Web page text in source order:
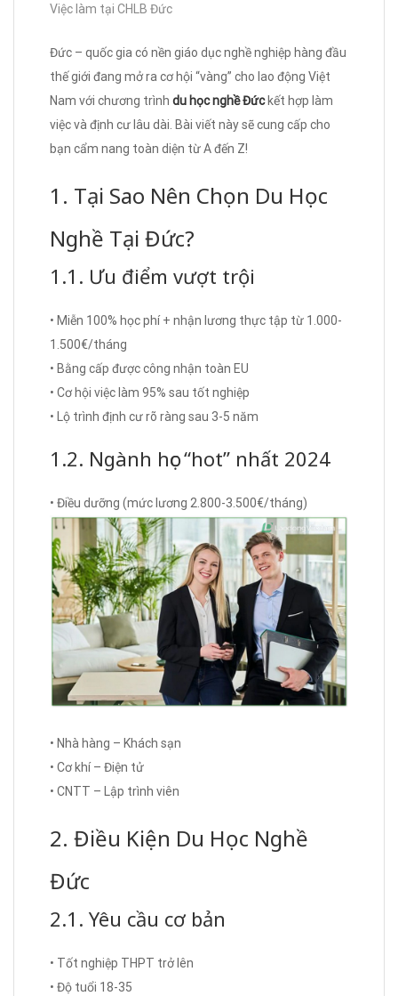
Việc làm tại CHLB Đức
Đức – quốc gia có nền giáo dục nghề nghiệp hàng đầu
thế giới đang mở ra cơ hội “vàng” cho lao động Việt
Nam với chương trình du học nghề Đứckết hợp làm
việc và định cư lâu dài. Bài viết này sẽ cung cấp cho
bạn cẩm nang toàn diện từ A đến Z!
1. Tại Sao Nên Chọn Du Học
Nghề Tại Đức?
1.1. Ưu điểm vượt trội
• Miễn 100% học phí + nhận lương thực tập từ 1.000-
1.500€/tháng
• Bằng cấp được công nhận toàn EU
• Cơ hội việc làm 95% sau tốt nghiệp
• Lộ trình định cư rõ ràng sau 3-5 năm
1.2. Ngành học “hot” nhất 2024
• Điều dưỡng (mức lương 2.800-3.500€/tháng)
• Nhà hàng – Khách sạn
• Cơ khí – Điện tử
• CNTT – Lập trình viên
2. Điều Kiện Du Học Nghề
Đức
2.1. Yêu cầu cơ bản
• Tốt nghiệp THPT trở lên
• Độ tuổi 18-35